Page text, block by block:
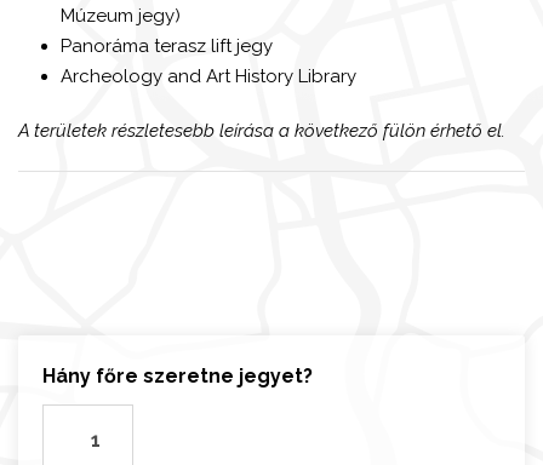
Hány főre szeretne jegyet?
Múzeum jegy)
Panoráma terasz lift jegy
Archeology and Art History Library
A területek részletesebb leírása a következő fülön érhető el.